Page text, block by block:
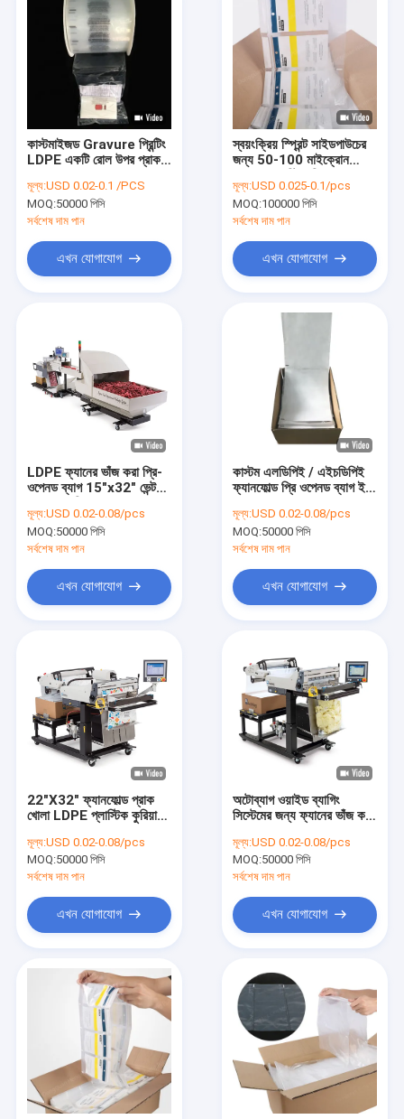
আমাদের সম্পর্কে
কারখানা ভ্রমণ
যোগাযোগ করুন
উদ্ধৃতির জন্য আবেদন
বায়োহাজার্ড প্লাস্টিক ব্যাগ
মেডিকেল বর্জ্য ব্যাগ
পুনরায় ব্যবহারযোগ্য আইস ব্যাগ
প্রাক খোলা ব্যাগ
রুটি প্যাকেজিং ব্যাগ
বায়োডেগ্রেডেবল ডগ পুপ ব্যাগ
স্ব আঠালো প্লাস্টিক ব্যাগ
জিপলক প্লাস্টিক ব্যাগ
প্লাস্টিকের খবরের কাগজ ব্যাগ
কুরিয়ার প্লাস্টিক ব্যাগ
কাস্টমাইজড Gravure প্রিন্টিং
LDPE একটি রোল উপর প্রাক
মূল্য:USD 0.02-0.1 /PCS
MOQ:50000 পিসি
সর্বশেষ দাম পান
এখন যোগাযোগ
স্বয়ংক্রিয় স্প্রিন্ট সাইডপাউচের
জন্য 50-100 মাইক্রোন
মূল্য:USD 0.025-0.1/pcs
MOQ:100000 পিসি
সর্বশেষ দাম পান
এখন যোগাযোগ
LDPE ফ্যানের ভাঁজ করা প্রি-
ওপেনড ব্যাগ 15"x32" ভেন্ট
মূল্য:USD 0.02-0.08/pcs
MOQ:50000 পিসি
সর্বশেষ দাম পান
এখন যোগাযোগ
কাস্টম এলডিপিই / এইচডিপিই
ফ্যানফোল্ড প্রি ওপেনড ব্যাগ ইন
মূল্য:USD 0.02-0.08/pcs
MOQ:50000 পিসি
সর্বশেষ দাম পান
এখন যোগাযোগ
22"X32" ফ্যানফোল্ড প্রাক
খোলা LDPE প্লাস্টিক কুরিয়ার
মূল্য:USD 0.02-0.08/pcs
MOQ:50000 পিসি
সর্বশেষ দাম পান
এখন যোগাযোগ
অটোব্যাগ ওয়াইড ব্যাগিং
সিস্টেমের জন্য ফ্যানের ভাঁজ করা
মূল্য:USD 0.02-0.08/pcs
MOQ:50000 পিসি
সর্বশেষ দাম পান
এখন যোগাযোগ